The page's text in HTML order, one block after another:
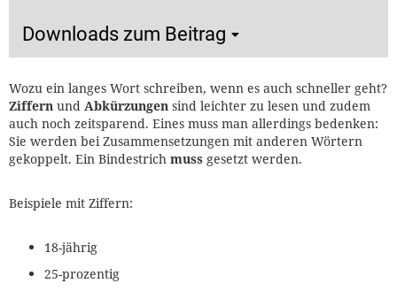
Downloads zum Beitrag
Wozu ein langes Wort schreiben, wenn es auch schneller geht?
Ziffern und Abkürzungen sind leichter zu lesen und zudem
auch noch zeitsparend. Eines muss man allerdings bedenken:
Sie werden bei Zusammensetzungen mit anderen Wörtern
gekoppelt. Ein Bindestrich muss gesetzt werden.
Beispiele mit Ziffern:
18-jährig
25-prozentig